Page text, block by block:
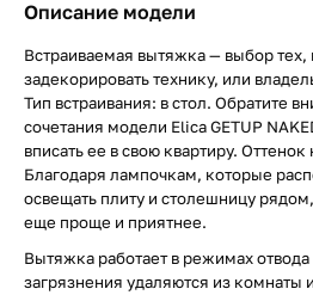
Описание модели
Встраиваемая вытяжка — выбор тех,
задекорировать технику, или
Тип встраивания: в стол. Обратите
сочетания модели Elica GETUP
вписать ее в свою квартиру. Оттенок
Благодаря лампочкам, которые
освещать плиту и столешницу
еще проще и приятнее.
Вытяжка работает в режимах
загрязнения удаляются из комнаты